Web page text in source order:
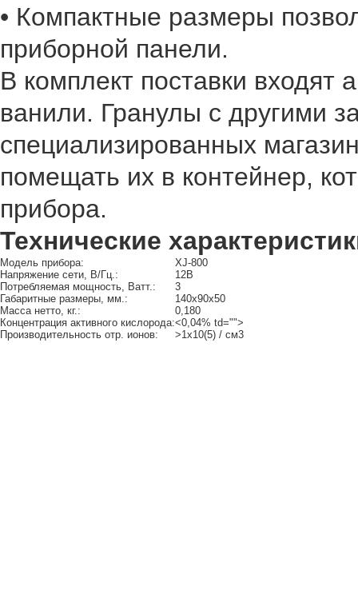
• Компактные размеры
приборной панели.
В комплект поставки входят
ванили. Гранулы с другими
специализированных
помещать их в контейнер,
прибора.
Технические
Модель прибора:
XJ-800
Напряжение сети, В/Гц.:
12В
Потребляемая мощность, Ватт.:
3
Габаритные размеры, мм.:
140x90x50
Масса нетто, кг.:
0,180
Концентрация активного кислорода:<0,04% td="">
Производительность отр. ионов:
>1х10(5) / см3